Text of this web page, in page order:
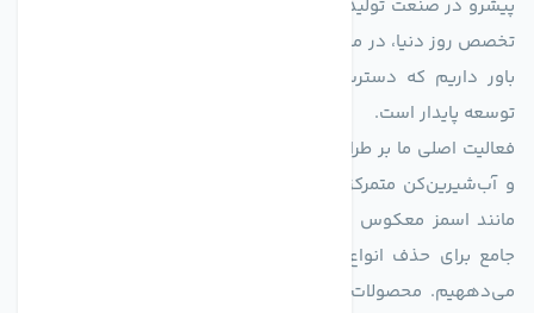
پیشرو در صنعت تولید تجهیزات تصفیه آب، با تکیه بر دانش فنی و
تخصص روز دنیا، در مسیر تأمین آب سالم و پایدار گام برمی‌دارد. ما
باور داریم که دسترسی به آب پاک، یک حق اساسی و زیربنای
توسعه پایدار است.
فعالیت اصلی ما بر طراحی و تولید سیستم‌های پیشرفته تصفیه آب
و آب‌شیرین‌کن متمرکز است. ما با بهره‌گیری از فناوری‌های نوین
جامع برای حذف انواع آلاینده‌ها، املاح و نمک از منابع آبی ارائه
می‌دههیم. محصولات ما برای مصارف متنوعی از جمله تأمین آب